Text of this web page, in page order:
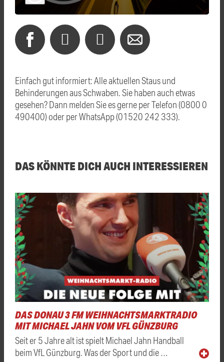
Einfach gut informiert: Alle aktuellen Staus und
Behinderungen aus Schwaben. Sie haben auch etwas
gesehen? Dann melden Sie es gerne per Telefon (0800 0
490400) oder per WhatsApp (01520 242 333).
DAS KÖNNTE DICH AUCH INTERESSIEREN
DAS DONAU 3 FM WEIHNACHTSMARKTRADIO
MIT MICHAEL JAHN VOM VFL GÜNZBURG
Seit er 5 Jahre alt ist spielt Michael Jahn Handball
beim VfL Günzburg. Was der Sport und die …